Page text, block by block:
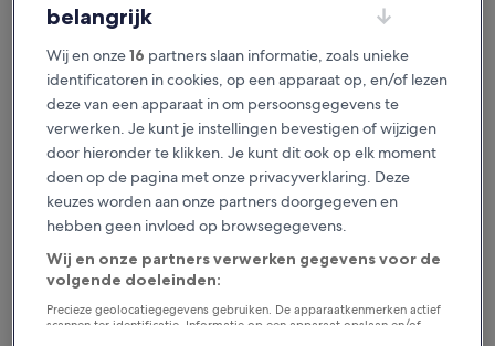
Beschikbaar voor iOS en Android
Redenen om onze app te
downloaden
belangrijk
Wij en onze16 partners slaan informatie, zoals unieke
identificatoren in cookies, op een apparaat op, en/of lezen
deze van een apparaat in om persoonsgegevens te
verwerken. Je kunt je instellingen bevestigen of wijzigen
door hieronder te klikken. Je kunt dit ook op elk moment
doen op de pagina met onze privacyverklaring. Deze
keuzes worden aan onze partners doorgegeven en
hebben geen invloed op browsegegevens.
Wij en onze partners verwerken gegevens voor de
volgende doeleinden:
Precieze geolocatiegegevens gebruiken. De apparaatkenmerken actief
scannen ter identificatie. Informatie op een apparaat opslaan en/of